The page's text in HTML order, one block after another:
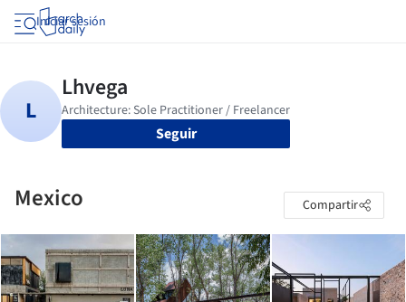
Iniciar sesión
Seguir
Mexico Compartir